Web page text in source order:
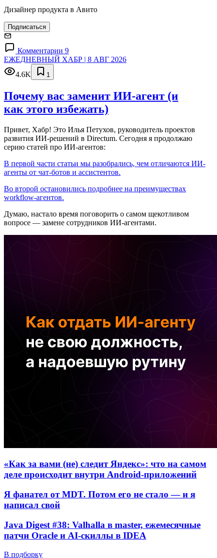
Дизайнер продукта в Авито
Подписаться
Комментарии 9
ЕЖЕДНЕВНЫЙ ХАБР | 8 АВГ 2026
4.6K
1
Почему вас заменит ИИ‑агент (и
как этого избежать)
Привет, Хабр! Это Илья Петухов, руководитель проектов
развития ИИ-решений в Directum. Сегодня я продолжаю
серию статей про ИИ-агентов:
В первой части статьи мы разобрались, чем отличаются ИИ-
агенты от чат-ботов и ассистентов.
Во второй остановились подробнее на преимуществах
workflow-агентов.
Думаю, настало время поговорить о самом щекотливом
вопросе — замене сотрудников ИИ-агентами.
«Как за вами (не) следит Яндекс»: что на самом
деле происходит внутри Android-приложений
Я фанател от MDT. Потом его не стало — и я
написал свой
Java Digest #38: Valhalla в master, ежемесячные
патчи Oracle и AI-скиллы в IDEA
В подборку